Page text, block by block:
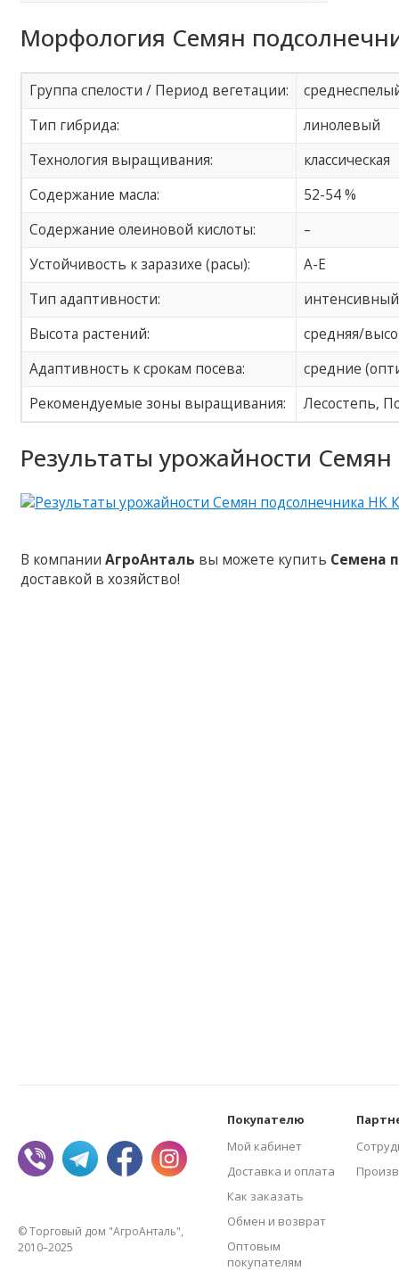
Морфология Семян
Группа спелости / Период вегетации:
Тип гибрида:
линолевый
Технология выращивания:
классическая
Содержание масла:
52-54 %
Содержание олеиновой кислоты:
–
Устойчивость к заразихе (расы):
A-E
Тип адаптивности:
интенсивный
Высота растений:
средняя/
Адаптивность к срокам посева:
средние
Рекомендуемые зоны выращивания:
Лесостепь,
Результаты урожайности
В компанииАгроАнталь вы можете купить Семена
доставкой в хозяйство!
© Торговый дом "АгроАнталь",
2010–2025
Покупателю
Мой кабинет
Доставка и оплата
Как заказать
Обмен и возврат
Оптовым
покупателям